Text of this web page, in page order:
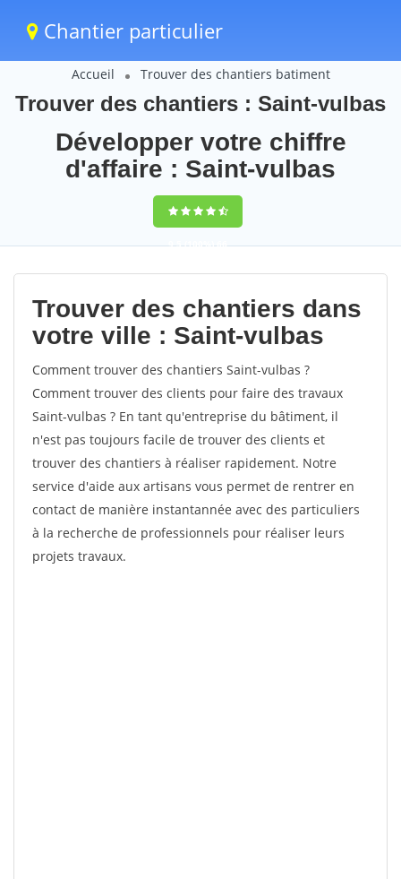
Chantier particulier
Accueil Trouver des chantiers batiment
Trouver des chantiers : Saint-vulbas
Développer votre chiffre
d'affaire : Saint-vulbas
9,5(100%)66
votes
Trouver des chantiers dans
votre ville : Saint-vulbas
Comment trouver des chantiers Saint-vulbas ?
Comment trouver des clients pour faire des travaux
Saint-vulbas ? En tant qu'entreprise du bâtiment, il
n'est pas toujours facile de trouver des clients et
trouver des chantiers à réaliser rapidement. Notre
service d'aide aux artisans vous permet de rentrer en
contact de manière instantannée avec des particuliers
à la recherche de professionnels pour réaliser leurs
projets travaux.